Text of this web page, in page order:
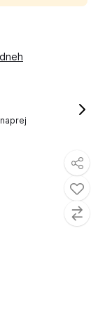
naprej